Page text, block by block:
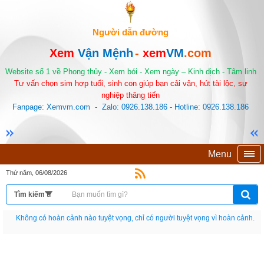
Người dẫn đường
Xem Vận Mệnh- xemVM.com
Website số 1 về Phong thủy - Xem bói - Xem ngày – Kinh dịch - Tâm linh
Tư vấn chọn sim hợp tuổi, sinh con giúp bạn cải vận, hút tài lộc, sự
nghiệp thăng tiến
Fanpage: Xemvm.com - Zalo: 0926.138.186 - Hotline: 0926.138.186
Menu
Thứ năm, 06/08/2026
Nếu như không chịu học tập thì cho dù đi vạn dặm đường cũng chỉ là anh đưa